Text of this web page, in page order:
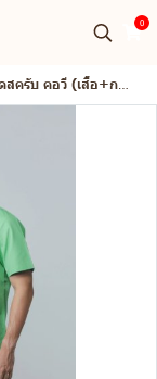
0
ครับ คอวี (เสื้อ+กางเกง)